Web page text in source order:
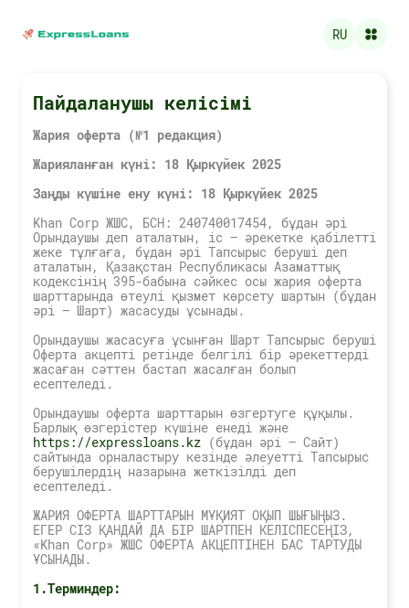
RU
Пайдаланушы келісімі
Жария оферта (№1 редакция)
Жарияланған күні: 18 Қыркүйек 2025
Заңды күшіне ену күні: 18 Қыркүйек 2025
Khan Corp ЖШС, БСН: 240740017454, бұдан әрі
Орындаушы деп аталатын, іс – әрекетке қабілетті
жеке тұлғаға, бұдан әрі Тапсырыс беруші деп
аталатын, Қазақстан Республикасы Азаматтық
кодексінің 395-бабына сәйкес осы жария оферта
шарттарында өтеулі қызмет көрсету шартын (бұдан
әрі — Шарт) жасасуды ұсынады.
Орындаушы жасасуға ұсынған Шарт Тапсырыс беруші
Оферта акцепті ретінде белгілі бір әрекеттерді
жасаған сәттен бастап жасалған болып
есептеледі.
Орындаушы оферта шарттарын өзгертуге құқылы.
Барлық өзгерістер күшіне енеді және
https://expressloans.kz (бұдан әрі — Сайт)
сайтында орналастыру кезінде әлеуетті Тапсырыс
берушілердің назарына жеткізілді деп
есептеледі.
ЖАРИЯ ОФЕРТА ШАРТТАРЫН МҰҚИЯТ ОҚЫП ШЫҒЫҢЫЗ.
ЕГЕР СІЗ ҚАНДАЙ ДА БІР ШАРТПЕН КЕЛІСПЕСЕҢІЗ,
«Khan Corp» ЖШС ОФЕРТА АКЦЕПТІНЕН БАС ТАРТУДЫ
ҰСЫНАДЫ.
1.Терминдер: